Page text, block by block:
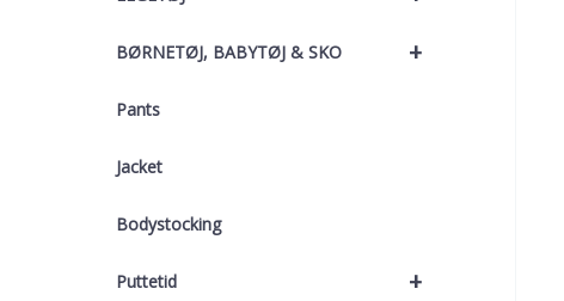
+
BØRNETØJ, BABYTØJ & SKO
Pants
Jacket
Bodystocking
+
Puttetid